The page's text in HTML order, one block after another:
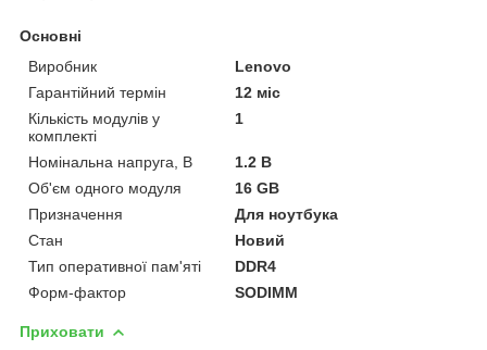
Основні
Виробник
Lenovo
Гарантійний термін
12 міс
Кількість модулів у
комплекті
1
Номінальна напруга, В
1.2 В
Об'єм одного модуля
16 GB
Призначення
Для ноутбука
Стан
Новий
Тип оперативної пам'яті
DDR4
Форм-фактор
SODIMM
Приховати